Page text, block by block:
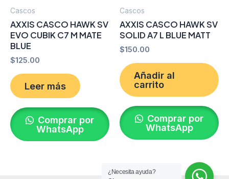
Cascos
AXXIS CASCO HAWK SV
EVO CUBIK C7 M MATE
BLUE
$125.00
Leer más
Comprar por
WhatsApp
Cascos
AXXIS CASCO HAWK SV
SOLID A7 L BLUE MATT
$150.00
Añadir al
carrito
Comprar por
WhatsApp
¿Necesita ayuda?